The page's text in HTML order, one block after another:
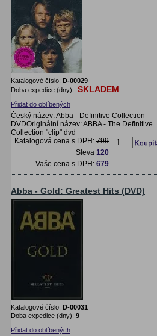
Katalogové číslo: D-00029
Doba expedice (dny): SKLADEM
Přidat do oblíbených
Český název: Abba - Definitive Collection
DVDOriginální název: ABBA - The Definitive
Collection "clip" dvd
Katalogová cena s DPH: 799
Sleva 120
Vaše cena s DPH: 679
Abba - Gold: Greatest Hits (DVD)
Katalogové číslo: D-00031
Doba expedice (dny): 9
Přidat do oblíbených